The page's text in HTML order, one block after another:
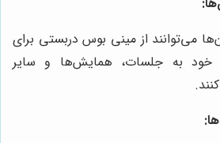
می‌توانند از مینی بوس دربستی برای
خود به جلسات، همایش‌ها و سایر